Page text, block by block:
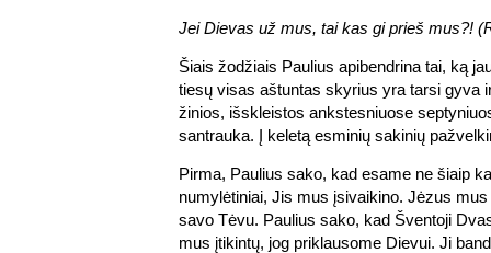
Jei Dievas už mus, tai kas gi prieš mus?!
Šiais žodžiais Paulius apibendrina tai, ką
tiesų visas aštuntas skyrius yra tarsi gyva
žinios, išskleistos ankstesniuose
santrauka. Į keletą esminių sakinių
Pirma, Paulius sako, kad esame ne šiaip
numylėtiniai, Jis mus įsivaikino. Jėzus
savo Tėvu. Paulius sako, kad Šventoji
mus įtikintų, jog priklausome Dievui. Ji